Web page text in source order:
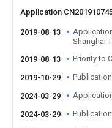
Application
2019-08-13
Shanghai
2019-08-13
Priority to
2019-10-29
2024-03-29
2024-03-29